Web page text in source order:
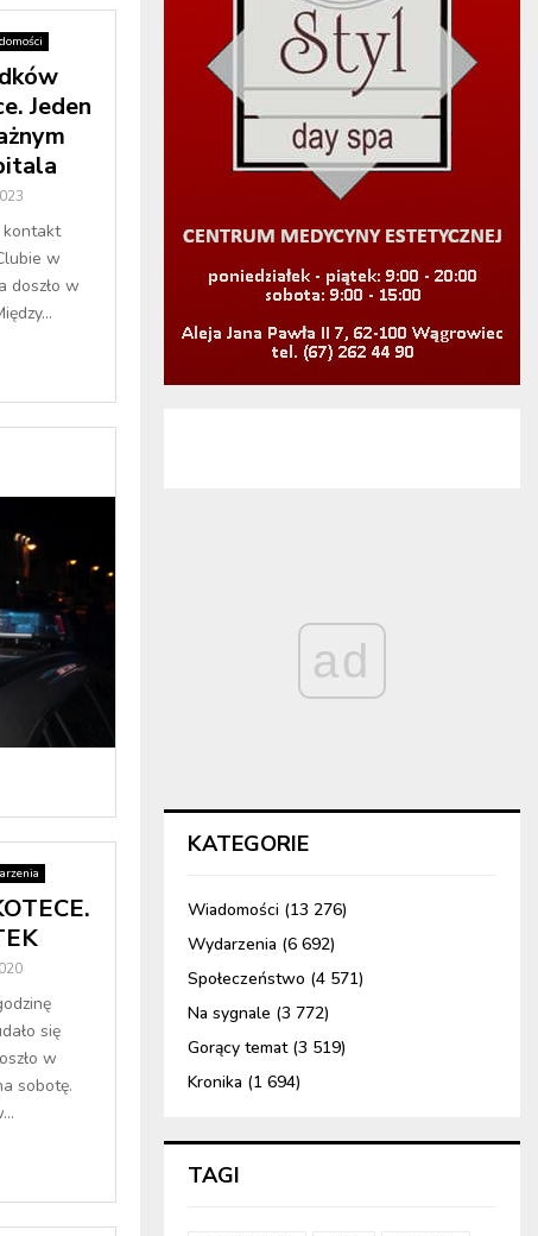
Jeden
kontakt
w
doszło w
się
w
sobotę.
ad
KATEGORIE
Wiadomości (13 276)
Wydarzenia (6 692)
Społeczeństwo (4 571)
Na sygnale (3 772)
Gorący temat(3 519)
Kronika (1 694)
TAGI